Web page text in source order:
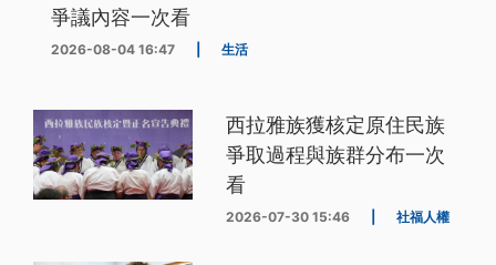
爭議內容一次看
2026-08-04 16:47 生活
西拉雅族獲核定原住民族
爭取過程與族群分布一次
看
2026-07-30 15:46 社福人權